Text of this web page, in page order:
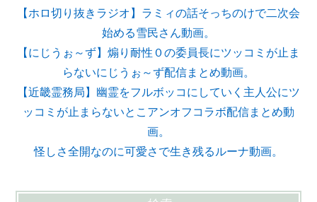
【ホロ切り抜きラジオ】ラミィの話そっちのけで二次会
始める雪民さん動画。
【にじうぉ～ず】煽り耐性０の委員長にツッコミが止ま
らないにじうぉ～ず配信まとめ動画。
【近畿霊務局】幽霊をフルボッコにしていく主人公にツ
ッコミが止まらないとこアンオフコラボ配信まとめ動
画。
怪しさ全開なのに可愛さで生き残るルーナ動画。